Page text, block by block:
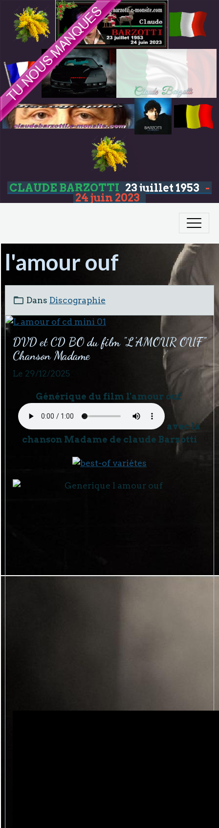
CLAUDE BARZOTTI 23 juillet 1953 -
24 juin 2023
l'amour ouf
Dans Discographie
DVD et CD BO du film "L'AMOUR OUF"
Chanson Madame
Le 29/12/2025
Générique du film l'amour ouf
avec la
chanson Madame de claude Barzotti